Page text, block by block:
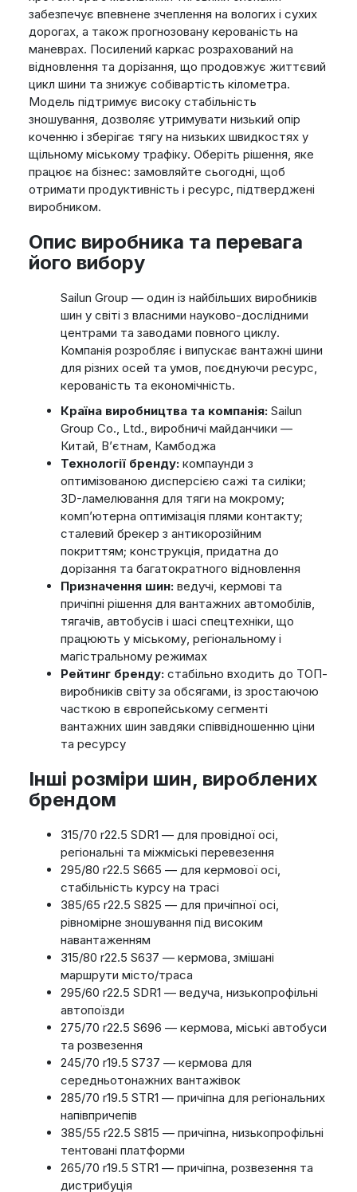
забезпечує впевнене зчеплення на вологих і сухих
дорогах, а також прогнозовану керованість на
маневрах. Посилений каркас розрахований на
відновлення та дорізання, що продовжує життєвий
цикл шини та знижує собівартість кілометра.
Модель підтримує високу стабільність
зношування, дозволяє утримувати низький опір
коченню і зберігає тягу на низьких швидкостях у
щільному міському трафіку. Оберіть рішення, яке
працює на бізнес: замовляйте сьогодні, щоб
отримати продуктивність і ресурс, підтверджені
виробником.
Опис виробника та перевага
його вибору
Sailun Group — один із найбільших виробників
шин у світі з власними науково-дослідними
центрами та заводами повного циклу.
Компанія розробляє і випускає вантажні шини
для різних осей та умов, поєднуючи ресурс,
керованість та економічність.
Країна виробництва та компанія:Sailun
Group Co., Ltd., виробничі майданчики —
Китай, В’єтнам, Камбоджа
Технології бренду:компаунди з
оптимізованою дисперсією сажі та силіки;
3D-ламелювання для тяги на мокрому;
комп’ютерна оптимізація плями контакту;
сталевий брекер з антикорозійним
покриттям; конструкція, придатна до
дорізання та багатократного відновлення
Призначення шин:ведучі, кермові та
причіпні рішення для вантажних автомобілів,
тягачів, автобусів і шасі спецтехніки, що
працюють у міському, регіональному і
магістральному режимах
Рейтинг бренду:стабільно входить до ТОП-
виробників світу за обсягами, із зростаючою
часткою в європейському сегменті
вантажних шин завдяки співвідношенню ціни
та ресурсу
Інші розміри шин, вироблених
брендом
315/70 r22.5 SDR1 — для провідної осі,
регіональні та міжміські перевезення
295/80 r22.5 S665 — для кермової осі,
стабільність курсу на трасі
385/65 r22.5 S825 — для причіпної осі,
рівномірне зношування під високим
навантаженням
315/80 r22.5 S637 — кермова, змішані
маршрути місто/трасa
295/60 r22.5 SDR1 — ведуча, низькопрофільні
автопоїзди
275/70 r22.5 S696 — кермова, міські автобуси
та розвезення
245/70 r19.5 S737 — кермова для
середньотонажних вантажівок
285/70 r19.5 STR1 — причіпна для регіональних
напівпричепів
385/55 r22.5 S815 — причіпна, низькопрофільні
тентовані платформи
265/70 r19.5 STR1 — причіпна, розвезення та
дистрибуція